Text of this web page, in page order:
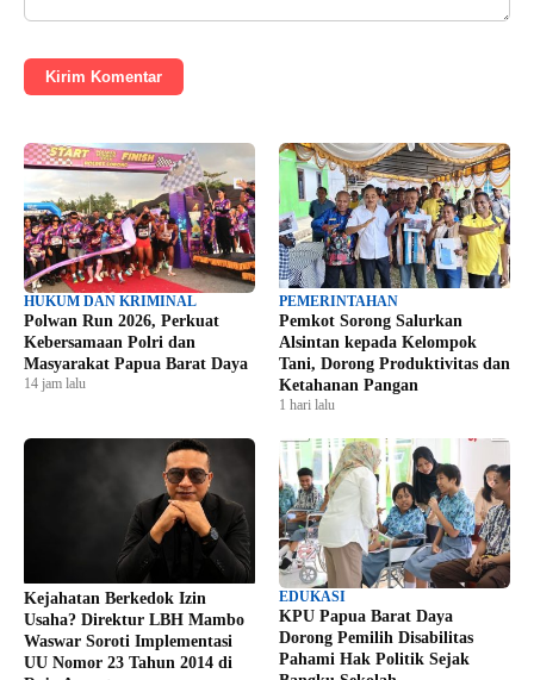
Kirim Komentar
HUKUM DAN KRIMINAL
Polwan Run 2026, Perkuat
Kebersamaan Polri dan
Masyarakat Papua Barat Daya
14 jam lalu
PEMERINTAHAN
Pemkot Sorong Salurkan
Alsintan kepada Kelompok
Tani, Dorong Produktivitas dan
Ketahanan Pangan
1 hari lalu
Kejahatan Berkedok Izin
Usaha? Direktur LBH Mambo
Waswar Soroti Implementasi
UU Nomor 23 Tahun 2014 di
EDUKASI
KPU Papua Barat Daya
Dorong Pemilih Disabilitas
Pahami Hak Politik Sejak